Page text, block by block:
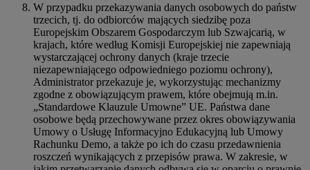
W przypadku przekazywania danych osobowych do państw
trzecich, tj. do odbiorców mających siedzibę poza
Europejskim Obszarem Gospodarczym lub Szwajcarią, w
krajach, które według Komisji Europejskiej nie zapewniają
wystarczającej ochrony danych (kraje trzecie
niezapewniającego odpowiedniego poziomu ochrony),
Administrator przekazuje je, wykorzystując mechanizmy
zgodne z obowiązującym prawem, które obejmują m.in.
„Standardowe Klauzule Umowne” UE. Państwa dane
osobowe będą przechowywane przez okres obowiązywania
Umowy o Usługę Informacyjno Edukacyjną lub Umowy
Rachunku Demo, a także po ich do czasu przedawnienia
roszczeń wynikających z przepisów prawa. W zakresie, w